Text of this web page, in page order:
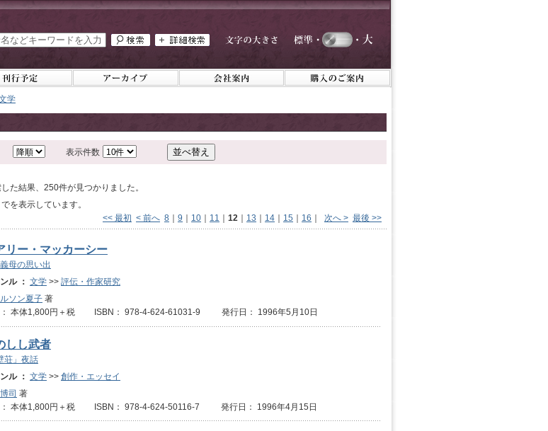
学
表示件数
た結果、250件が見つかりました。
を表示しています。
<< 最初 < 前へ 8 9 10 11 12 13 14 15 16 次へ > 最後 >>
リー・マッカーシー
母の思い出
ル ： 文学 >> 評伝・作家研究
ソン夏子 著
： 本体1,800円＋税 ISBN： 978-4-624-61031-9 発行日： 1996年5月10日
しし武者
荘」夜話
ル ： 文学 >> 創作・エッセイ
司 著
： 本体1,800円＋税 ISBN： 978-4-624-50116-7 発行日： 1996年4月15日